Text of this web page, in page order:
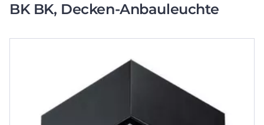
BK BK, Decken-Anbauleuchte